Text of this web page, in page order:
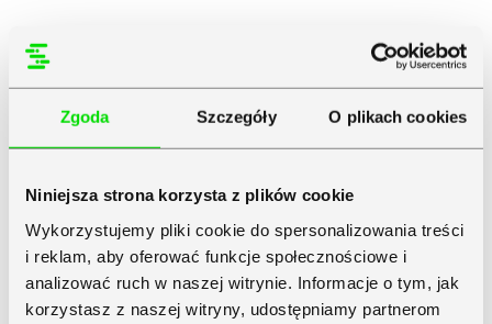
Zgoda Szczegóły O plikach cookies
Niniejsza strona korzysta z plików cookie
Wykorzystujemy pliki cookie do spersonalizowania treści
i reklam, aby oferować funkcje społecznościowe i
analizować ruch w naszej witrynie. Informacje o tym, jak
korzystasz z naszej witryny, udostępniamy partnerom